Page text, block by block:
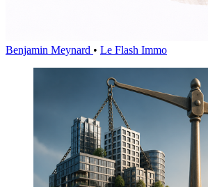
Benjamin Meynard • Le Flash Immo